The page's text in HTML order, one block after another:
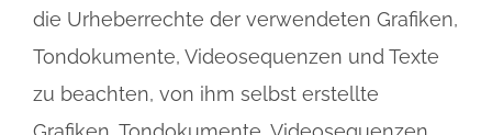
die Urheberrechte der verwendeten Grafiken,
Tondokumente, Videosequenzen und Texte
zu beachten, von ihm selbst erstellte